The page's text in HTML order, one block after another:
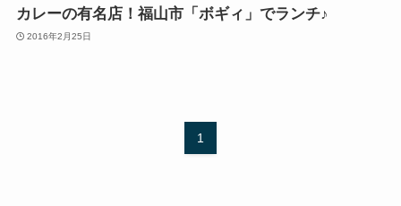
カレーの有名店！福山市「ボギィ」でランチ♪
2016年2月25日
1